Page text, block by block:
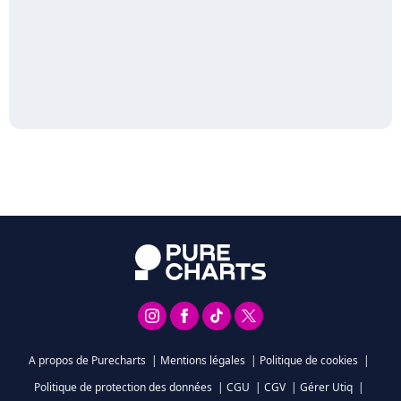
A propos de Purecharts | Mentions légales | Politique de cookies |
Politique de protection des données | CGU | CGV | Gérer Utiq |